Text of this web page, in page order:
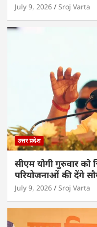
July 9, 2026 Sroj Varta
उत्तर प्रदेश
सीएम योगी गुरुवार को
परियोजनाओं की देंगे
July 9, 2026 Sroj Varta